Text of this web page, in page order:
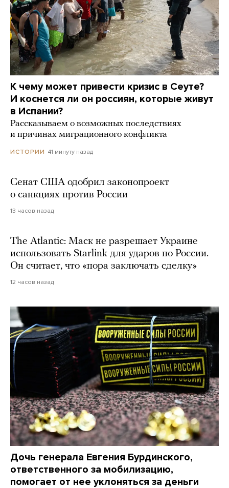
К чему может привести кризис в Сеуте?
И коснется ли он россиян, которые живут
в Испании?
Рассказываем о возможных последствиях
и причинах миграционного конфликта
ИСТОРИИ 41 минуту назад
Сенат США одобрил законопроект
о санкциях против России
13 часов назад
The Atlantic: Маск не разрешает Украине
использовать Starlink для ударов по России.
Он считает, что «пора заключать сделку»
12 часов назад
Дочь генерала Евгения Бурдинского,
ответственного за мобилизацию,
помогает от нее уклоняться за деньги